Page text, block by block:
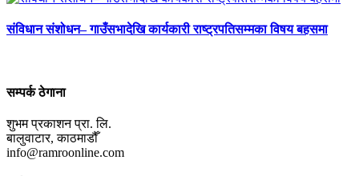
संविधान संशोधन– गाउँसभादेखि कार्यकारी राष्ट्रपतिसम्मका विषय बहसमा
सम्पर्क ठेगाना
शुभम प्रकाशन प्रा. लि.
बालुवाटार, काठमाडौँ
info@ramroonline.com